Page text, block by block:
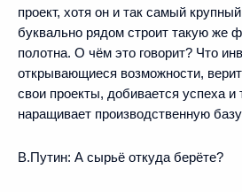
проект, хотя он и так самый
буквально рядом строит такую же
полотна. О чём это говорит? Что
открывающиеся возможности,
свои проекты, добивается успеха
наращивает производственную
В.Путин: А сырьё откуда берёте?